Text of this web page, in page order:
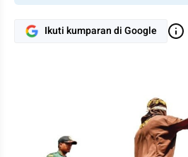
Ikuti kumparan di Google